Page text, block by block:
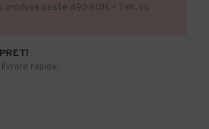
rapida!
peste 490 RON + TVA, cu